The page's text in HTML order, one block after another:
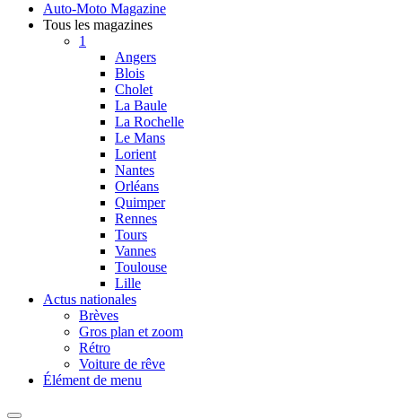
Auto-Moto Magazine
Tous les magazines
1
Angers
Blois
Cholet
La Baule
La Rochelle
Le Mans
Lorient
Nantes
Orléans
Quimper
Rennes
Tours
Vannes
Toulouse
Lille
Actus nationales
Brèves
Gros plan et zoom
Rétro
Voiture de rêve
Élément de menu